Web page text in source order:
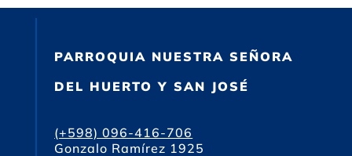
PARROQUIA NUESTRA SEÑORA
DEL HUERTO Y SAN JOSÉ
(+598) 096-416-706
Gonzalo Ramírez 1925